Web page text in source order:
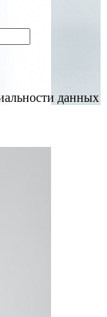
данных